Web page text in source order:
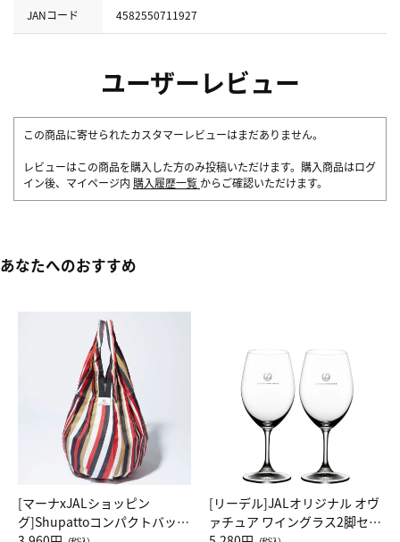
JANコード 4582550711927
ユーザーレビュー
この商品に寄せられたカスタマーレビューはまだありません。
レビューはこの商品を購入した方のみ投稿いただけます。購入商品はログ
イン後、マイページ内 購入履歴一覧 からご確認いただけます。
あなたへのおすすめ
[マーナxJALショッピン
グ]Shupattoコンパクトバッグ
[リーデル]JALオリジナル オヴ
ァチュア ワイングラス2脚セッ